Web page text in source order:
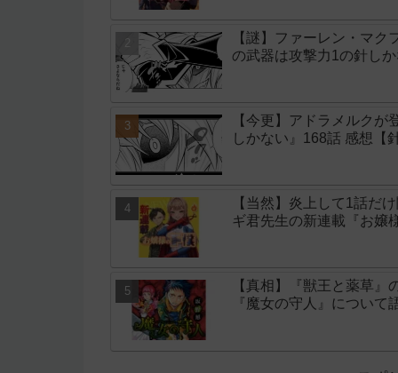
【謎】ファーレン・マ
の武器は攻撃力1の針し
【今更】アドラメルク
しかない』168話 感想【
【当然】炎上して1話だ
ギ君先生の新連載『お嬢
【真相】『獣王と薬草
『魔女の守人』について